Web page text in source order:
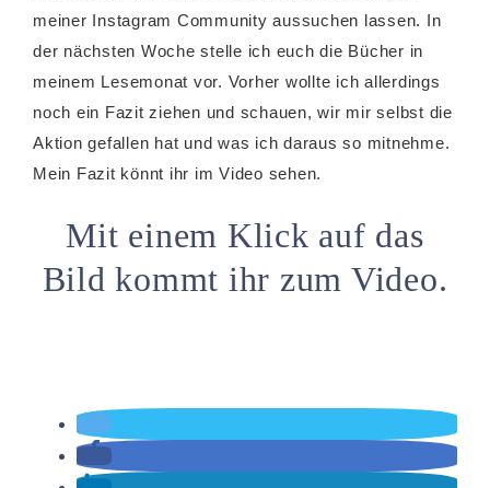
meiner Instagram Community aussuchen lassen. In
der nächsten Woche stelle ich euch die Bücher in
meinem Lesemonat vor. Vorher wollte ich allerdings
noch ein Fazit ziehen und schauen, wir mir selbst die
Aktion gefallen hat und was ich daraus so mitnehme.
Mein Fazit könnt ihr im Video sehen.
Mit einem Klick auf das
Bild kommt ihr zum Video.